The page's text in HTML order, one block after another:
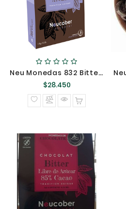
Neu Monedas 832 Bitter 72% Cacao Kilo @
$28.450Precio
normal